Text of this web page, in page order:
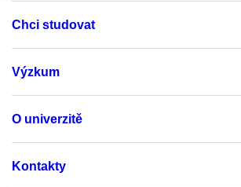
Chci studovat
Výzkum
O univerzitě
Kontakty